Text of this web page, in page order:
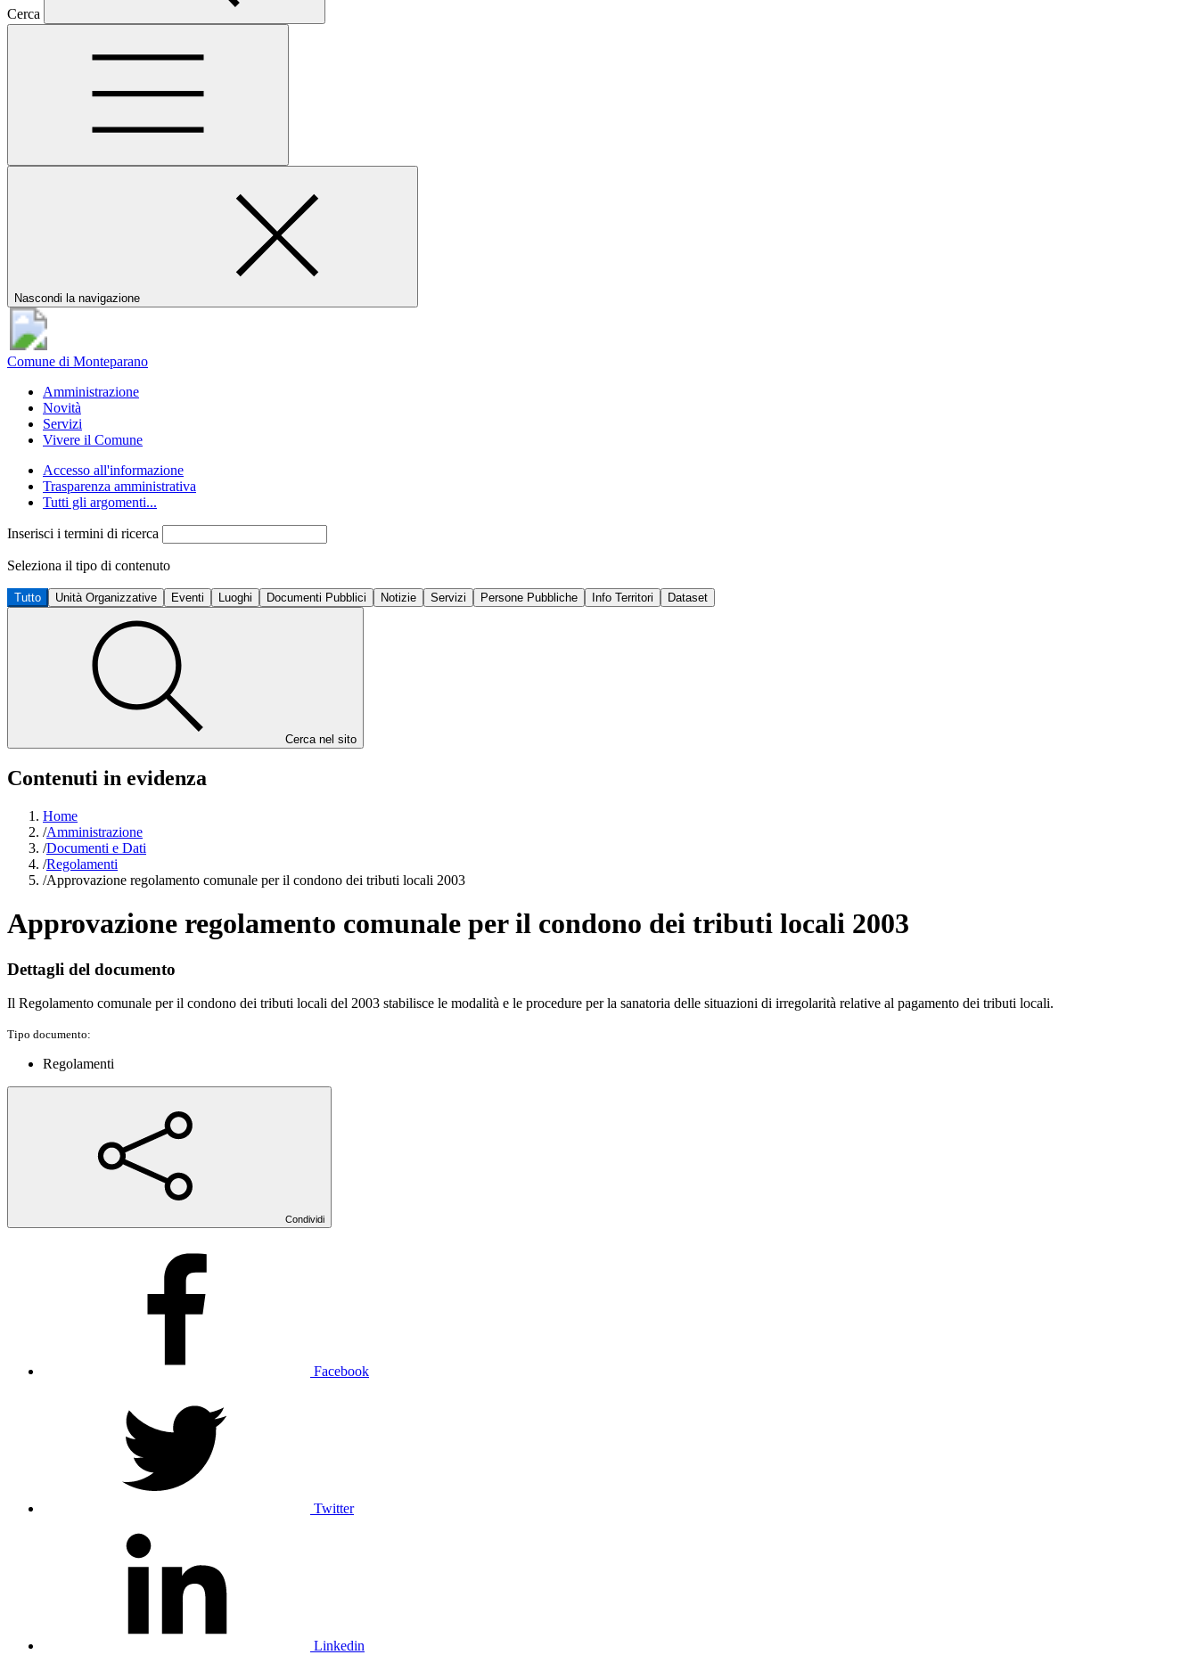
Cerca
Nascondi la navigazione
Comune di Monteparano
Amministrazione
Novità
Servizi
Vivere il Comune
Accesso all'informazione
Trasparenza amministrativa
Tutti gli argomenti...
Inserisci i termini di ricerca
Seleziona il tipo di contenuto
Tutto Unità Organizzative Eventi Luoghi Documenti Pubblici Notizie Servizi Persone Pubbliche Info Territori Dataset
Cerca nel sito
Contenuti in evidenza
Home
/Amministrazione
/Documenti e Dati
/Regolamenti
/Approvazione regolamento comunale per il condono dei tributi locali 2003
Approvazione regolamento comunale per il condono dei tributi locali 2003
Dettagli del documento
Il Regolamento comunale per il condono dei tributi locali del 2003 stabilisce le modalità e le procedure per la sanatoria delle situazioni di irregolarità relative al pagamento dei tributi locali.
Tipo documento:
Regolamenti
Condividi
Facebook
Twitter
Linkedin